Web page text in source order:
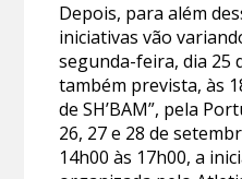
Depois, para além
iniciativas vão
segunda-feira, dia 25
também prevista, às
de SH’BAM”, pela
26, 27 e 28 de
14h00 às 17h00, a